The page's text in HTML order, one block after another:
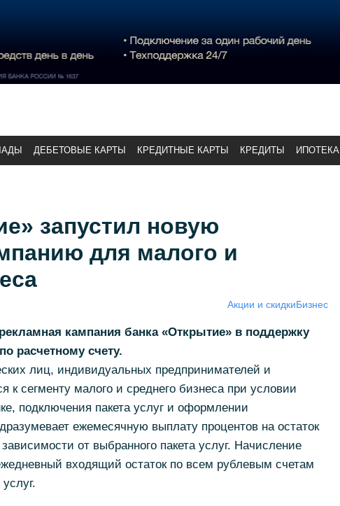
ДЕБЕТОВЫЕ КАРТЫ КРЕДИТНЫЕ КАРТЫ КРЕДИТЫ ИПОТЕКА
запустил новую
для малого и
Акции и скидкиБизнес
кампания банка «Открытие» в поддержку
расчетному счету.
лиц, индивидуальных предпринимателей и
к сегменту малого и среднего бизнеса при условии
подключения пакета услуг и оформлении
ежемесячную выплату процентов на остаток
от выбранного пакета услуг. Начисление
входящий остаток по всем рублевым счетам